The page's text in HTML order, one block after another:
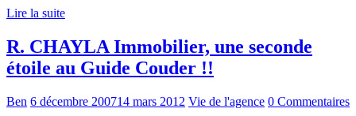
Lire la suite
R. CHAYLA Immobilier, une seconde
étoile au Guide Couder !!
Ben 6 décembre 200714 mars 2012 Vie de l'agence 0 Commentaires